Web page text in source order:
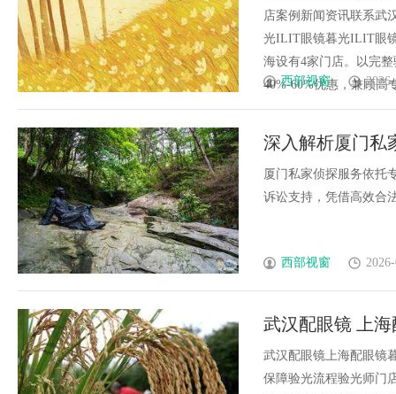
店案例新闻资讯联系武
光ILIT眼镜暮光ILIT眼
海设有4家门店。以完
40%-60%优惠，兼顾高
西部视窗
深入解析厦门私
厦门私家侦探服务依托
诉讼支持，凭借高效合
西部视窗
武汉配眼镜 上
武汉配眼镜上海配眼镜
保障验光流程验光师门